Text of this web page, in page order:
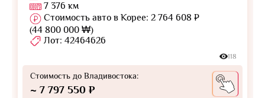
7 376 км
Стоимость авто в Корее: 2 764 608 ₽
(44 800 000 ₩)
Лот: 42464626
118
Стоимость до Владивостока:
~ 7 797 550 ₽